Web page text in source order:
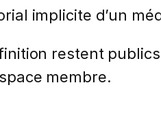
implicite d’un
restent
membre.